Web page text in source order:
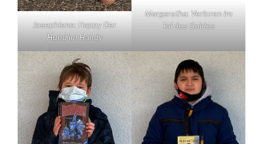
Josephiene: Happy Der
Hund im Handy
Margaretha: Verloren im
Tal des Goldes